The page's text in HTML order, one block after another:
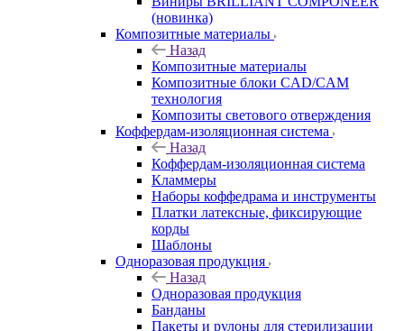
(новинка)
Композитные материалы
Назад
Композитные материалы
Композитные блоки CAD/СAM
технология
Композиты светового отверждения
Коффердам-изоляционная система
Назад
Коффердам-изоляционная система
Кламмеры
Наборы коффедрама и инструменты
Платки латексные, фиксирующие
корды
Шаблоны
Одноразовая продукция
Назад
Одноразовая продукция
Банданы
Пакеты и рулоны для стерилизации